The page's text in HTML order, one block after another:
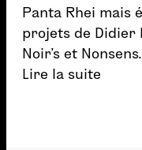
Panta Rhei mais
projets de Didier
Noir’s et Nonsens.
Lire la suite